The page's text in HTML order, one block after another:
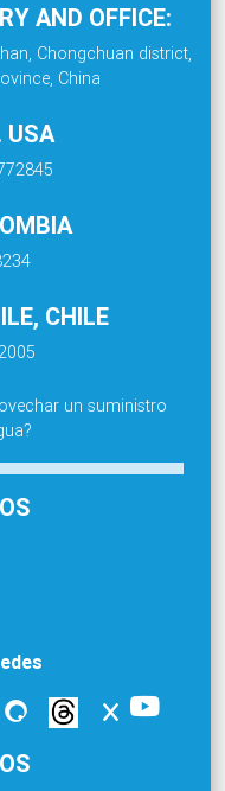
AND OFFICE:
Chongchuan district,
China
USA
CHILE
un suministro